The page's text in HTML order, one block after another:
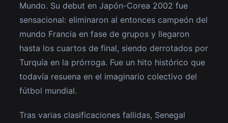
Mundo. Su debut en Japón-Corea 2002 fue
sensacional: eliminaron al entonces campeón del
mundo Francia en fase de grupos y llegaron
hasta los cuartos de final, siendo derrotados por
Turquía en la prórroga. Fue un hito histórico que
todavía resuena en el imaginario colectivo del
fútbol mundial.
Tras varias clasificaciones fallidas, Senegal